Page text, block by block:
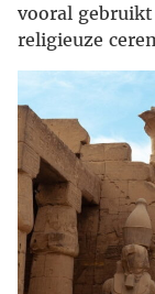
vooral
religieuze